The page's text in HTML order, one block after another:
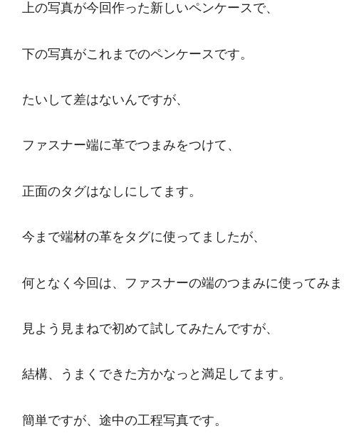
上の写真が今回作った新しいペンケースで、
下の写真がこれまでのペンケースです。
たいして差はないんですが、
ファスナー端に革でつまみをつけて、
正面のタグはなしにしてます。
今まで端材の革をタグに使ってましたが、
何となく今回は、ファスナーの端のつまみに使ってみま
見よう見まねで初めて試してみたんですが、
結構、うまくできた方かなっと満足してます。
簡単ですが、途中の工程写真です。